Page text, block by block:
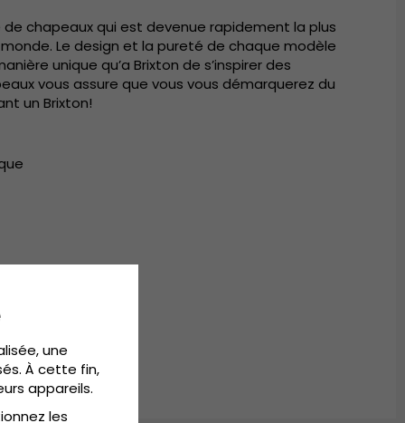
chapeaux qui est devenue rapidement la plus
Le design et la pureté de chaque modèle
unique qu’a Brixton de s’inspirer des
vous assure que vous vous démarquerez du
un Brixton!
une
À cette fin,
appareils.
les